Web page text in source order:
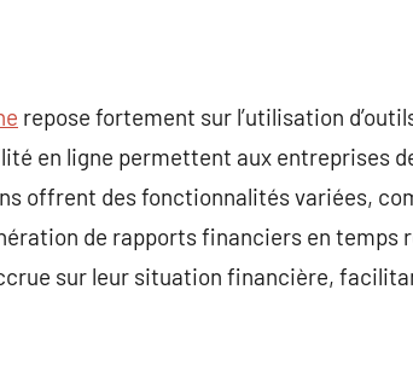
repose fortement sur l’utilisation
en ligne permettent aux entreprises
offrent des fonctionnalités variées,
de rapports financiers en temps
sur leur situation financière,